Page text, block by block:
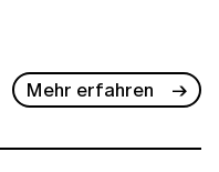
Mehr erfahren